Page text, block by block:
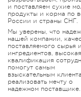
и поставляем сухие
продукты и корма по
России и страны СНГ.
Мы уверены, что
нашей компании,
поставляемого сырья и
ингредиентов, высокая
квалификация
помогут самым
взыскательным
реализовать мечту о
надежном поставщике.